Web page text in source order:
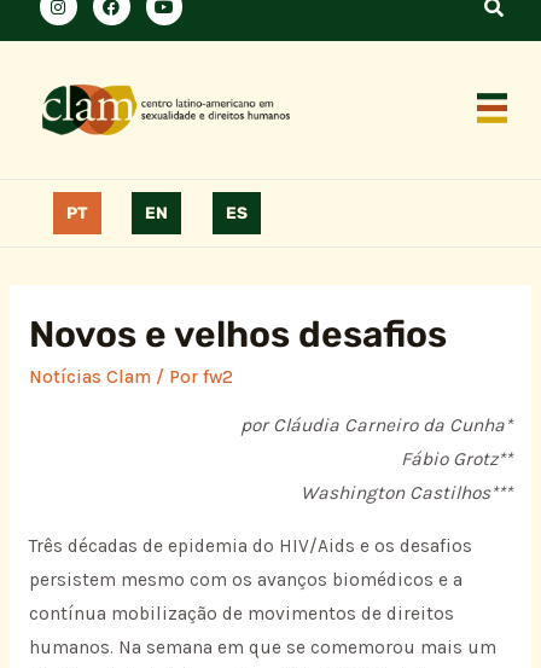
PT EN ES
Novos e velhos desafios
Notícias Clam/ Por fw2
porCláudia Carneiro da Cunha*
Fábio Grotz**
Washington Castilhos***
Três décadas de epidemia do HIV/Aids e os desafios
persistem mesmo com os avanços biomédicos e a
contínua mobilização de movimentos de direitos
humanos. Na semana em que se comemorou mais um